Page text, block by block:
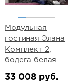
Модульная
гостиная Элана
Комплект 2,
бодега белая
33 008 руб.